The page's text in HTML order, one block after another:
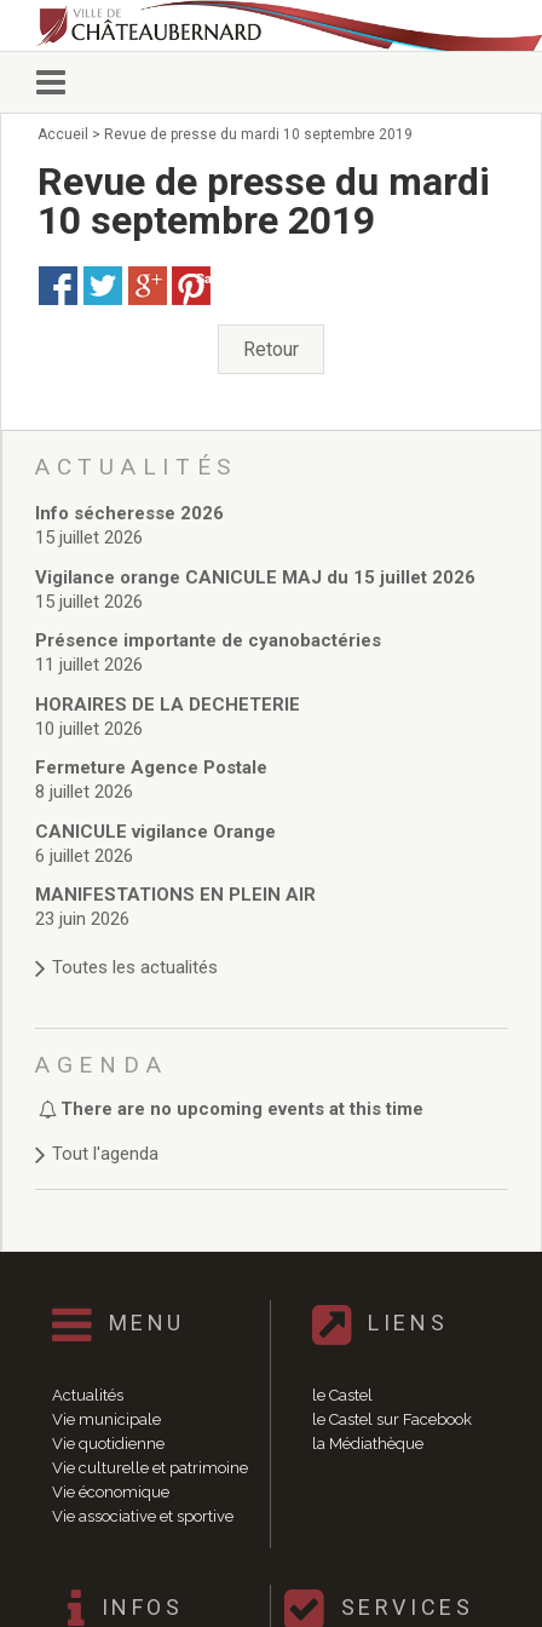
Vie municipale
Conseillers municipaux
Commissions 2026
Arrêtés du Maire
Services municipaux
Pour venir nous voir
administratives
Services Techniques
Affaires Scolaires
Vie associative
Police Municipale/règlementation
Cimetière/réglementation funéraire
Services en ligne
Licences boissons
Cadastre
Actes d’état civil
Budget de Fonctionnement
Budget d’Investissement
Conseils municipaux
Règlement du conseil municipal
Délibérations 2025
Délibérations 2022
Délibérations 2021
Délibérations 2020
Délibérations 2019
Délibérations 2018
Délibérations 2014
Délibérations 2013
Délibérations 2011
Délibérations 2010
Délibérations 2009
Délibérations 2008
Agenda réunions publiques
Marchés publics
Vie quotidienne
Accueil > Revue de presse du mardi 10 septembre 2019
Revue de presse du mardi
10 septembre 2019
Save
Retour
ACTUALITÉS
Info sécheresse 2026
15 juillet 2026
Vigilance orange CANICULE MAJ du 15 juillet 2026
15 juillet 2026
Présence importante de cyanobactéries
11 juillet 2026
HORAIRES DE LA DECHETERIE
10 juillet 2026
Fermeture Agence Postale
8 juillet 2026
CANICULE vigilance Orange
6 juillet 2026
MANIFESTATIONS EN PLEIN AIR
23 juin 2026
Toutes les actualités
AGENDA
There are no upcoming events at this time
Tout l'agenda
MENU
Actualités
Vie municipale
Vie quotidienne
Vie culturelle et patrimoine
Vie économique
Vie associative et sportive
LIENS
le Castel
le Castel sur Facebook
la Médiathèque
INFOS SERVICES